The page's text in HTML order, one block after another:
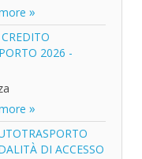
2026 -
DI ACCESSO